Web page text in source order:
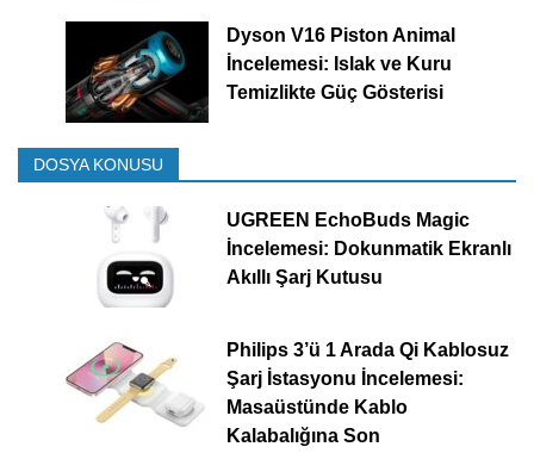
Dyson V16 Piston Animal
İncelemesi: Islak ve Kuru
Temizlikte Güç Gösterisi
DOSYA KONUSU
UGREEN EchoBuds Magic
İncelemesi: Dokunmatik Ekranlı
Akıllı Şarj Kutusu
Philips 3’ü 1 Arada Qi Kablosuz
Şarj İstasyonu İncelemesi:
Masaüstünde Kablo
Kalabalığına Son